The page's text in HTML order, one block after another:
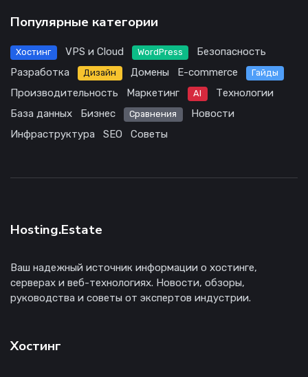
Популярные категории
Хостинг VPS и Cloud WordPress
Безопасность
Разработка
Дизайн Домены E-commerce Гайды
Производительность Маркетинг AI
Технологии
База данных
Бизнес Сравнения
Новости
Инфраструктура
SEO Советы
Hosting.Estate
Ваш надежный источник информации о хостинге,
серверах и веб-технологиях. Новости, обзоры,
руководства и советы от экспертов индустрии.
Хостинг